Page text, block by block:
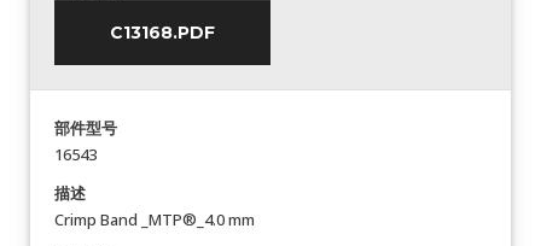
C13168.PDF
部件型号
16543
描述
Crimp Band _MTP®_4.0 mm